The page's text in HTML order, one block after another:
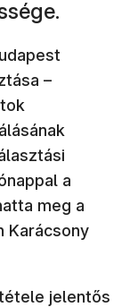
–
a
meg a
Karácsony
jelentős